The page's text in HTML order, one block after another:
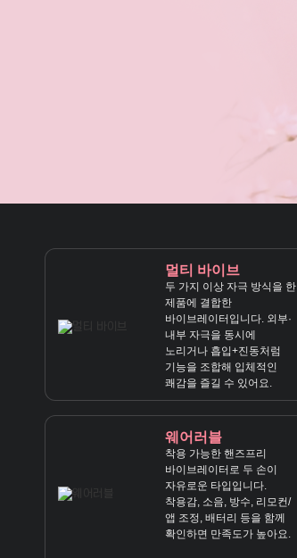
멀티 바이브
두 가지 이상 자극 방식을 한
제품에 결합한
바이브레이터입니다. 외부·
내부 자극을 동시에
노리거나 흡입+진동처럼
기능을 조합해 입체적인
쾌감을 즐길 수 있어요.
웨어러블
착용 가능한 핸즈프리
바이브레이터로 두 손이
자유로운 타입입니다.
착용감, 소음, 방수, 리모컨/
앱 조정, 배터리 등을 함께
확인하면 만족도가 높아요.